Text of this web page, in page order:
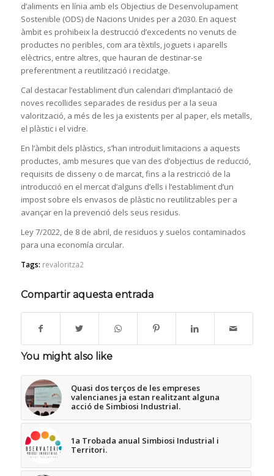
d’aliments en línia amb els Objectius de Desenvolupament
Sostenible (ODS) de Nacions Unides per a 2030. En aquest
àmbit es prohibeix la destrucció d’excedents no venuts de
productes no peribles, com ara tèxtils, joguets i aparells
elèctrics, entre altres, que hauran de destinar-se
preferentment a reutilització i reciclatge.
Cal destacar l’establiment d’un calendari d’implantació de
noves recollides separades de residus per a la seua
valorització, a més de les ja existents per al paper, els metalls,
el plàstic i el vidre.
En l’àmbit dels plàstics, s’han introduït limitacions a aquests
productes, amb mesures que van des d’objectius de reducció,
requisits de disseny o de marcat, fins a la restricció de la
introducció en el mercat d’alguns d’ells i l’establiment d’un
impost sobre els envasos de plàstic no reutilitzables per a
avançar en la prevenció dels seus residus.
Ley 7/2022, de 8 de abril, de residuos y suelos contaminados
para una economía circular.
Tags: revaloritza2
Compartir aquesta entrada
You might also like
Quasi dos terços de les empreses
valencianes ja estan realitzant alguna
acció de Simbiosi Industrial.
1a Trobada anual Simbiosi Industrial i
Territori.